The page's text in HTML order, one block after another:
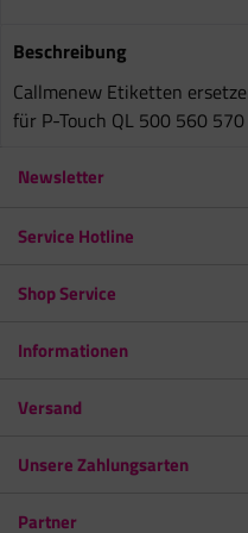
Beschreibung
Callmenew Etiketten
für P-Touch QL 500 560
Newsletter
Service Hotline
Shop Service
Informationen
Versand
Unsere Zahlungsarten
Partner